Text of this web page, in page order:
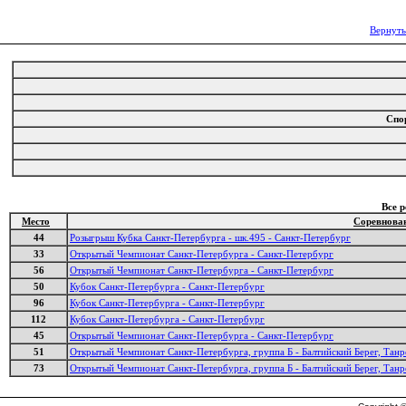
Все
Место
44
Розыгрыш Кубка Санкт-Петербурга - шк.495 - Санкт-Петербург
33
Открытый Чемпионат Санкт-Петербурга - Санкт-Петербург
56
Открытый Чемпионат Санкт-Петербурга - Санкт-Петербург
50
Кубок Санкт-Петербурга - Санкт-Петербург
96
Кубок Санкт-Петербурга - Санкт-Петербург
112
Кубок Санкт-Петербурга - Санкт-Петербург
45
Открытый Чемпионат Санкт-Петербурга - Санкт-Петербург
51
Открытый Чемпионат Санкт-Петербурга, группа Б - Балтийский Берег,
73
Открытый Чемпионат Санкт-Петербурга, группа Б - Балтийский Берег,